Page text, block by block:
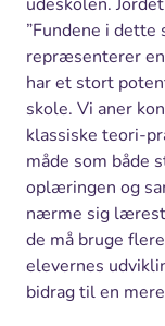
”Fundene i
repræsenterer
har et stort
skole. Vi aner
klassiske teori-
måde som både
oplæringen og
nærme sig
de må bruge
elevernes
bidrag til en